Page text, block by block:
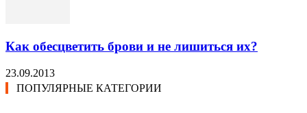
Как обесцветить брови и не лишиться их?
23.09.2013
ПОПУЛЯРНЫЕ КАТЕГОРИИ